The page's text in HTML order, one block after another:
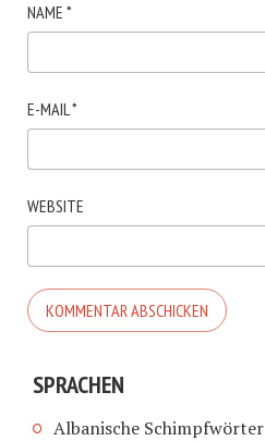
NAME *
E-MAIL*
WEBSITE
SPRACHEN
Albanische Schimpfwörter